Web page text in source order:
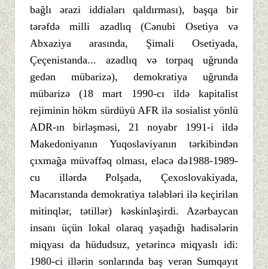
bağlı ərazi iddiaları qaldırması), başqa bir
tərəfdə milli azadlıq (Cənubi Osetiya və
Abxaziya arasında, Şimali Osetiyada,
Çeçenistanda... azadlıq və torpaq uğrunda
gedən mübarizə), demokratiya uğrunda
mübarizə (18 mart 1990-cı ildə kapitalist
rejiminin hökm sürdüyü AFR ilə sosialist yönlü
ADR-ın birləşməsi, 21 noyabr 1991-i ildə
Makedoniyanın Yuqoslaviyanın tərkibindən
çıxmağa müvəffəq olması, eləcə də1988-1989-
cu illərdə Polşada, Çexoslovakiyada,
Macarıstanda demokratiya tələbləri ilə keçirilən
mitinqlər, tətillər) kəskinləşirdi. Azərbaycan
insanı üçün lokal olaraq yaşadığı hadisələrin
miqyası da hüdudsuz, yetərincə miqyaslı idi:
1980-ci illərin sonlarında baş verən Sumqayıt